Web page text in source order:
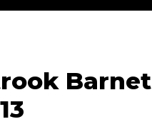
Barnet